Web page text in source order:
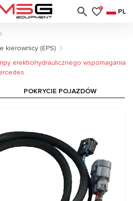
0 PL
kierownicy (EPS)
elektrohydraulicznego wspomagania
POKRYCIE POJAZDÓW